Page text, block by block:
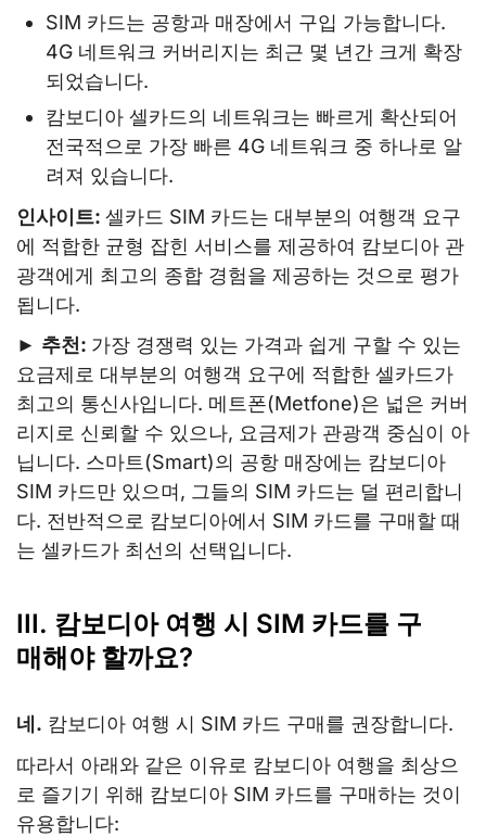
SIM 카드는 공항과 매장에서 구입 가능합니다.
4G 네트워크 커버리지는 최근 몇 년간 크게 확장
되었습니다.
캄보디아 셀카드의 네트워크는 빠르게 확산되어
전국적으로 가장 빠른 4G 네트워크 중 하나로 알
려져 있습니다.
인사이트: 셀카드 SIM 카드는 대부분의 여행객 요구
에 적합한 균형 잡힌 서비스를 제공하여 캄보디아 관
광객에게 최고의 종합 경험을 제공하는 것으로 평가
됩니다.
► 추천: 가장 경쟁력 있는 가격과 쉽게 구할 수 있는
요금제로 대부분의 여행객 요구에 적합한 셀카드가
최고의 통신사입니다. 메트폰(Metfone)은 넓은 커버
리지로 신뢰할 수 있으나, 요금제가 관광객 중심이 아
닙니다. 스마트(Smart)의 공항 매장에는 캄보디아
SIM 카드만 있으며, 그들의 SIM 카드는 덜 편리합니
다. 전반적으로 캄보디아에서 SIM 카드를 구매할 때
는 셀카드가 최선의 선택입니다.
III. 캄보디아 여행 시 SIM 카드를 구
매해야 할까요?
네. 캄보디아 여행 시 SIM 카드 구매를 권장합니다.
따라서 아래와 같은 이유로 캄보디아 여행을 최상으
로 즐기기 위해 캄보디아 SIM 카드를 구매하는 것이
유용합니다: